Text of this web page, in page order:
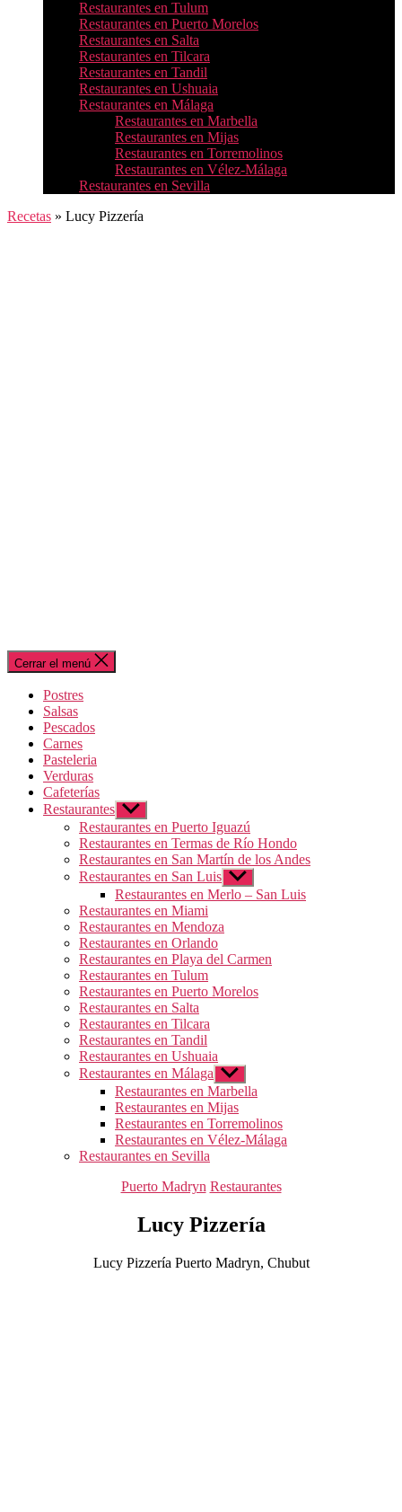
Restaurantes en Tulum
Restaurantes en Puerto Morelos
Restaurantes en Salta
Restaurantes en Tilcara
Restaurantes en Tandil
Restaurantes en Ushuaia
Restaurantes en Málaga
Restaurantes en Marbella
Restaurantes en Mijas
Restaurantes en Torremolinos
Restaurantes en Vélez-Málaga
Restaurantes en Sevilla
Recetas » Lucy Pizzería
Cerrar el menú
Postres
Salsas
Pescados
Carnes
Pasteleria
Verduras
Cafeterías
Restaurantes Mostrar
el
submenú
Restaurantes en Puerto Iguazú
Restaurantes en Termas de Río Hondo
Restaurantes en San Martín de los Andes
Restaurantes en San Luis Mostrar
el
submenú
Restaurantes en Merlo – San Luis
Restaurantes en Miami
Restaurantes en Mendoza
Restaurantes en Orlando
Restaurantes en Playa del Carmen
Restaurantes en Tulum
Restaurantes en Puerto Morelos
Restaurantes en Salta
Restaurantes en Tilcara
Restaurantes en Tandil
Restaurantes en Ushuaia
Restaurantes en Málaga Mostrar
el
submenú
Restaurantes en Marbella
Restaurantes en Mijas
Restaurantes en Torremolinos
Restaurantes en Vélez-Málaga
Restaurantes en Sevilla
Categorías
Puerto Madryn Restaurantes
Lucy Pizzería
Lucy Pizzería Puerto Madryn, Chubut